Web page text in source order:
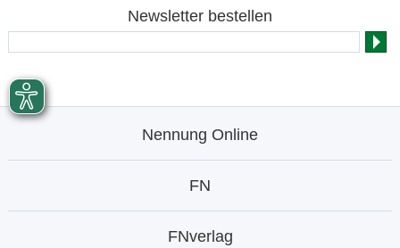
Newsletter bestellen
Nennung Online
FN
FNverlag